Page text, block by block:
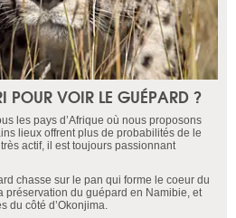
POUR VOIR LE GUÉPARD ?
les pays d’Afrique où nous proposons
lieux offrent plus de probabilités de le
actif, il est toujours passionnant
chasse sur le pan qui forme le coeur du
préservation du guépard en Namibie, et
du côté d’Okonjima.